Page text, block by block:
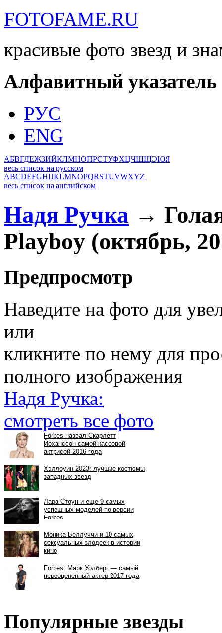
FOTOFAME.RU
красивые фото звезд и
Алфавитный указатель
РУС
ENG
АБВГДЕЖЗИЙКЛМНОПРСТУФХЦЧШЩЭЮЯ
весь список на русском
ABCDEFGHIJKLMNOPQRSTUVWXYZ
весь список на английском
Надя Ручка →
Playboy (октябрь,
Предпросмотр
Наведите на фото для
или
кликните по нему для
полного изображения
Надя Ручка:
смотреть все фото
Популярные звезды